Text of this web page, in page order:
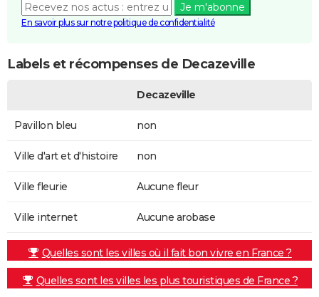
Je m'abonne
En savoir plus sur notre politique de confidentialité
Labels et récompenses de Decazeville
Decazeville
Pavillon bleu non
Ville d'art et d'histoire non
Ville fleurie Aucune fleur
Ville internet Aucune arobase
Quelles sont les villes où il fait bon vivre en France ?
Quelles sont les villes les plus touristiques de France ?